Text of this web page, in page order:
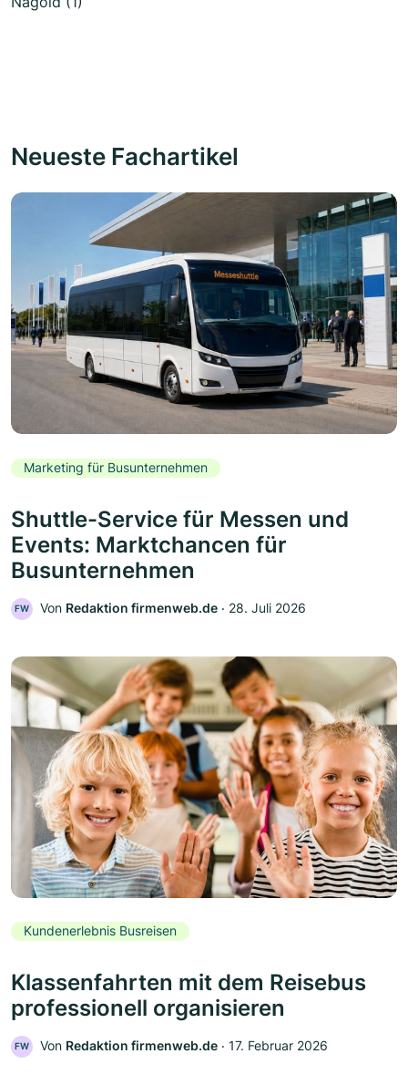
Neueste Fachartikel
Marketing für Busunternehmen
Shuttle-Service für Messen und
Events: Marktchancen für
Busunternehmen
FW Von Redaktion firmenweb.de ‧ 28. Juli 2026
Kundenerlebnis Busreisen
Klassenfahrten mit dem Reisebus
professionell organisieren
FW Von Redaktion firmenweb.de ‧ 17. Februar 2026